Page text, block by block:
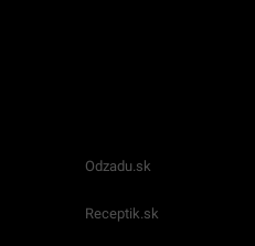
Odzadu.sk
Receptik.sk